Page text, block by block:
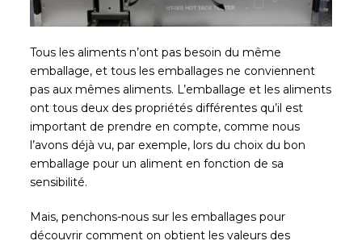
Tous les aliments n’ont pas besoin du même
emballage, et tous les emballages ne conviennent
pas aux mêmes aliments. L’emballage et les aliments
ont tous deux des propriétés différentes qu’il est
important de prendre en compte, comme nous
l’avons déjà vu, par exemple, lors du choix du bon
emballage pour un aliment en fonction de sa
sensibilité.
Mais, penchons-nous sur les emballages pour
découvrir comment on obtient les valeurs des